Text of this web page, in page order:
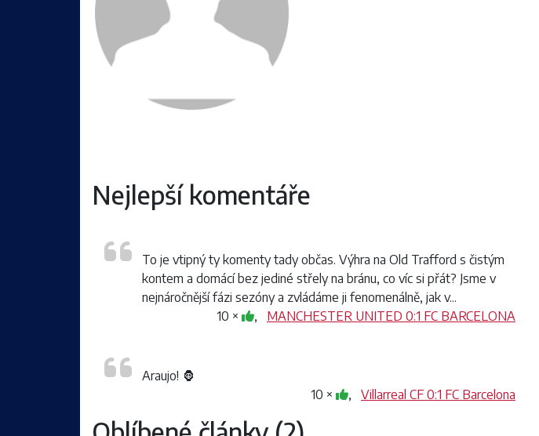
Nejlepší komentáře
To je vtipný ty komenty tady občas. Výhra na Old Trafford s čistým
kontem a domácí bez jediné střely na bránu, co víc si přát? Jsme v
nejnáročnější fázi sezóny a zvládáme ji fenomenálně, jak v...
10 ×
, MANCHESTER UNITED 0:1 FC BARCELONA
Araujo! 🦍
10 ×
, Villarreal CF 0:1 FC Barcelona